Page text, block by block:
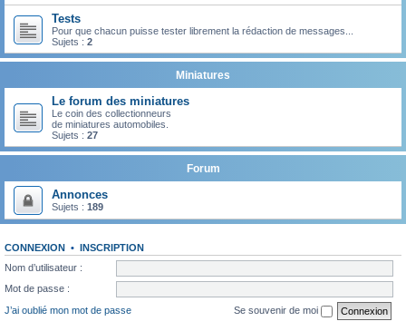
Tests
Pour que chacun puisse tester librement la rédaction de messages...
Sujets : 2
Miniatures
Le forum des miniatures
Le coin des collectionneurs
de miniatures automobiles.
Sujets : 27
Forum
Annonces
Sujets : 189
CONNEXION • INSCRIPTION
Nom d’utilisateur :
Mot de passe :
J’ai oublié mon mot de passe
Se souvenir de moi